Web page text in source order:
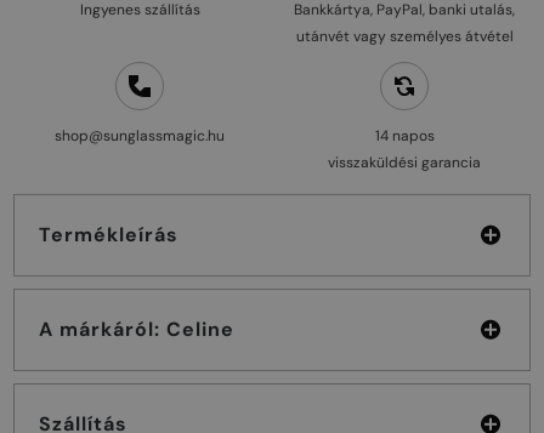
Ingyenes szállítás
Bankkártya, PayPal, banki utalás,
utánvét vagy személyes átvétel
shop@sunglassmagic.hu
14 napos
visszaküldési garancia
Termékleírás
A márkáról: Celine
Szállítás